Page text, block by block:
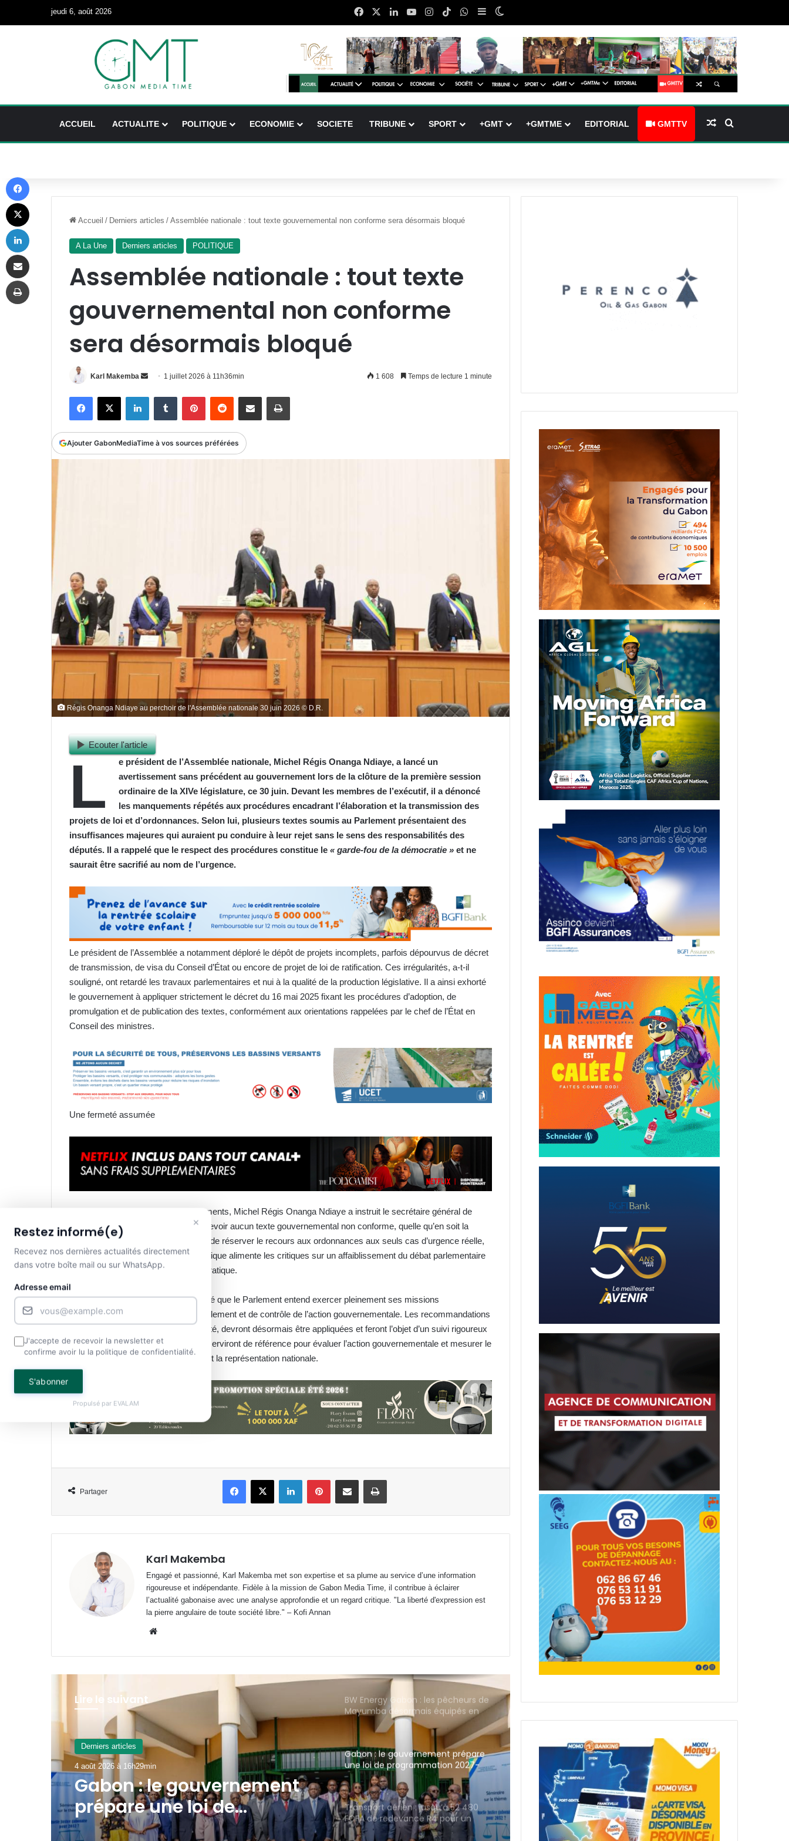
jeudi 6, août 2026 FacebookLinkedinYouTubeInstagram
TikTokWhatsApp
Sidebar (barre latérale)
ACCUEIL ACTUALITE POLITIQUE ECONOMIE SOCIETE TRIBUNE SPORT +GMT +GMTME EDITORIAL GMTTV Article Aléatoire
Accueil / Derniers articles / Assemblée nationale : tout texte gouvernemental non conforme sera désormais bloqué
A La Une Derniers articles POLITIQUE
Assemblée nationale : tout texte
gouvernemental non conforme
sera désormais bloqué
Karl Makemba
Envoyer
courriel
1 juillet 2026 à 11h36min 1 608 Temps de lecture 1 minute
FacebookX LinkedinTumblr PinterestReddit Partager par email Imprimer
Ajouter GabonMediaTime à vos sources préférées
Régis Onanga Ndiaye au perchoir de l'Assemblée nationale 30 juin 2026 © D.R.
Ecouter l'article
L
e président de l’Assemblée nationale, Michel Régis Onanga Ndiaye, a lancé un
avertissement sans précédent au gouvernement lors de la clôture de la première session
ordinaire de la XIVe législature, ce 30 juin. Devant les membres de l’exécutif, il a dénoncé
les manquements répétés aux procédures encadrant l’élaboration et la transmission des
projets de loi et d’ordonnances. Selon lui, plusieurs textes soumis au Parlement présentaient des
insuffisances majeures qui auraient pu conduire à leur rejet sans le sens des responsabilités des
députés. Il a rappelé que le respect des procédures constitue le « garde-fou de la démocratie » et ne
saurait être sacrifié au nom de l’urgence.
Le président de l’Assemblée a notamment déploré le dépôt de projets incomplets, parfois dépourvus de décret
de transmission, de visa du Conseil d’État ou encore de projet de loi de ratification. Ces irrégularités, a-t-il
souligné, ont retardé les travaux parlementaires et nui à la qualité de la production législative. Il a ainsi exhorté
le gouvernement à appliquer strictement le décret du 16 mai 2025 fixant les procédures d’adoption, de
promulgation et de publication des textes, conformément aux orientations rappelées par le chef de l’État en
Conseil des ministres.
Une fermeté assumée
Pour mettre fin à ces dysfonctionnements, Michel Régis Onanga Ndiaye a instruit le secrétaire général de
l’Assemblée nationale de ne plus recevoir aucun texte gouvernemental non conforme, quelle qu’en soit la
justification. Il a également demandé de réserver le recours aux ordonnances aux seuls cas d’urgence réelle,
estimant que leur utilisation systématique alimente les critiques sur un affaiblissement du débat parlementaire
et réduit la qualité du contrôle démocratique.
Le président de l’Assemblée a rappelé que le Parlement entend exercer pleinement ses missions
constitutionnelles d’examen, d’amendement et de contrôle de l’action gouvernementale. Les recommandations
formulées par les députés, a-t-il insisté, devront désormais être appliquées et feront l’objet d’un suivi rigoureux
lors des prochaines sessions. Elles serviront de référence pour évaluer l’action gouvernementale et mesurer le
respect des engagements pris devant la représentation nationale.
Partager
FacebookX LinkedinPinterestPartager par email Imprimer
Karl Makemba
Engagé et passionné, Karl Makemba met son expertise et sa plume au service d’une information
rigoureuse et indépendante. Fidèle à la mission de Gabon Media Time, il contribue à éclairer
l’actualité gabonaise avec une analyse approfondie et un regard critique. "La liberté d'expression est
la pierre angulaire de toute société libre." – Kofi Annan
Lire le suivant
A La Une
4 août 2026 à 9h55min
Transport aérien : jusqu’à
52 480 FCFA de redevance
R4 pour un aller-retour
Lycée Public d’Awendje : 735 élèves
en 2026 pour seulement 7 salles
classe fonctionnelles
Gabon : Hermann Immongault
Élection au secrétariat général de
l’ONU : Macky Sall cinquième au
Gabon : Camélia Ntoutoume
annonce une rentrée des classes à
Mayumba désormais équipés en
Gabon : le gouvernement prépare
une loi de programmation 2027-
2032 pour refonder son système
judiciaire
Transport aérien : jusqu’à 52 480
FCFA de redevance R4 pour un
aller-retour Port-Gentil–Franceville
CES Public d’Awendje : 2 500 élèves,
seulement 4 surveillants et 3 W.C
fonctionnels
×
Restez informé(e)
Recevez nos dernières actualités directement
dans votre boîte mail ou sur WhatsApp.
Adresse email
J'accepte de recevoir la newsletter et
confirme avoir lu la politique de confidentialité.
S'abonner
Propulsé par EVALAM